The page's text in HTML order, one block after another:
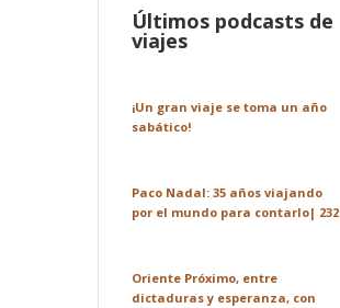
Últimos podcasts de
viajes
¡Un gran viaje se toma un año
sabático!
Paco Nadal: 35 años viajando
por el mundo para contarlo| 232
Oriente Próximo, entre
dictaduras y esperanza, con